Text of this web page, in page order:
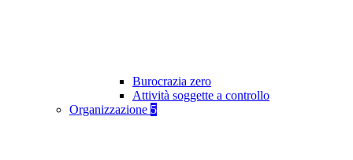
Burocrazia zero
Attività soggette a controllo
Organizzazione 5